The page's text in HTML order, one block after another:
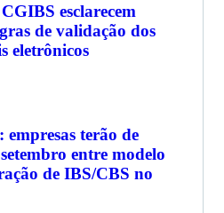
esclarecem
de validação dos
eletrônicos
empresas terão de
entre modelo
de IBS/CBS no